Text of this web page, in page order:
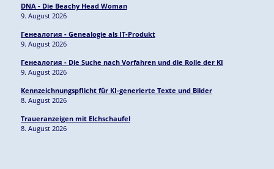
DNA - Die Beachy Head Woman
9. August 2026
Генеалогия - Genealogie als IT-Produkt
9. August 2026
Генеалогия - Die Suche nach Vorfahren und die Rolle der KI
9. August 2026
Kennzeichnungspflicht für KI-generierte Texte und Bilder
8. August 2026
Traueranzeigen mit Elchschaufel
8. August 2026